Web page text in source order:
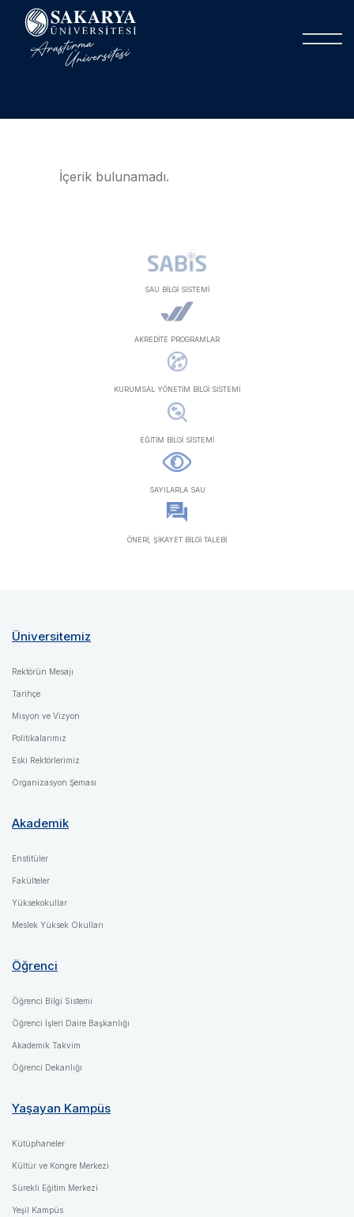
İçerik bulunamadı.
SAU BİLGİ SİSTEMİ
AKREDİTE PROGRAMLAR
KURUMSAL YÖNETİM BİLGİ SİSTEMİ
EĞİTİM BİLGİ SİSTEMİ
SAYILARLA SAU
ÖNERİ, ŞİKAYET BİLGİ TALEBİ
Üniversitemiz
Rektörün Mesajı
Tarihçe
Misyon ve Vizyon
Politikalarımız
Eski Rektörlerimiz
Organizasyon Şeması
Akademik
Enstitüler
Fakülteler
Yüksekokullar
Meslek Yüksek Okulları
Öğrenci
Öğrenci Bilgi Sistemi
Öğrenci İşleri Daire Başkanlığı
Akademik Takvim
Öğrenci Dekanlığı
Yaşayan Kampüs
Kütüphaneler
Kültür ve Kongre Merkezi
Sürekli Eğitim Merkezi
Yeşil Kampüs